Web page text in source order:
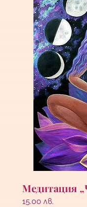
Медитация
15.00 лв.